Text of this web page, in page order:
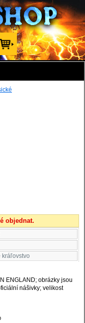
objednat.
kráľovstvo
ENGLAND; obrázky jsou
nášivky; velikost